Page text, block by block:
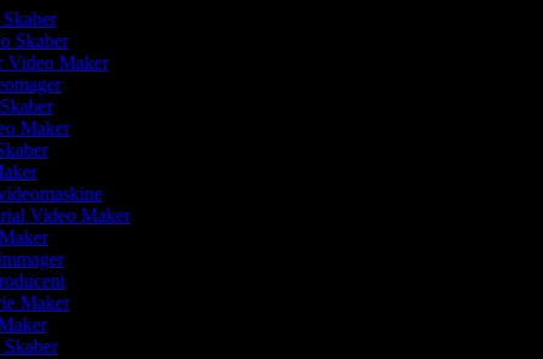
Skaber
Video Maker
Maker
Video Maker
Maker
Skaber